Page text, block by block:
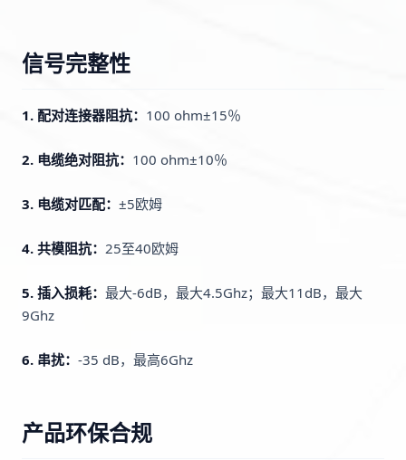
信号完整性
1. 配对连接器阻抗： 100 ohm±15％
2. 电缆绝对阻抗： 100 ohm±10％
3. 电缆对匹配： ±5欧姆
4. 共模阻抗： 25至40欧姆
5. 插入损耗： 最大-6dB，最大4.5Ghz；最大11dB，最大
9Ghz
6. 串扰： -35 dB，最高6Ghz
产品环保合规